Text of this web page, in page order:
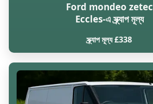
Ford mondeo zetec
Eccles-এ স্ক্র্যাপ মূল্য
স্ক্র্যাপ মূল্য £338